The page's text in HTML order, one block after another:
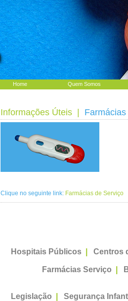
Home Quem Somos
Informações Úteis
Clique no seguinte link: Farmácias de Serviço
Hospitais Públicos Centros
Farmácias Serviço
Legislação Segurança